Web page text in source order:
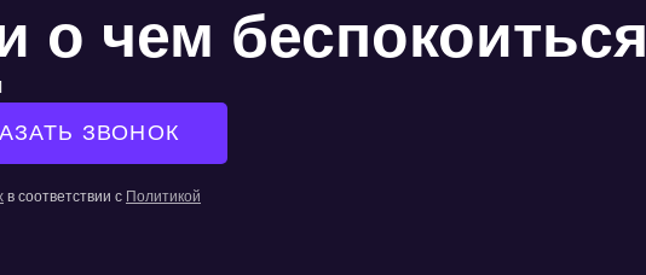
о чем беспокоиться
в соответствии с Политикой